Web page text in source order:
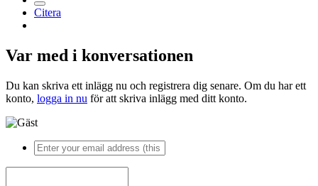
Citera
Var med i konversationen
Du kan skriva ett inlägg nu och registrera dig senare. Om du har ett
konto, logga in nu för att skriva inlägg med ditt konto.